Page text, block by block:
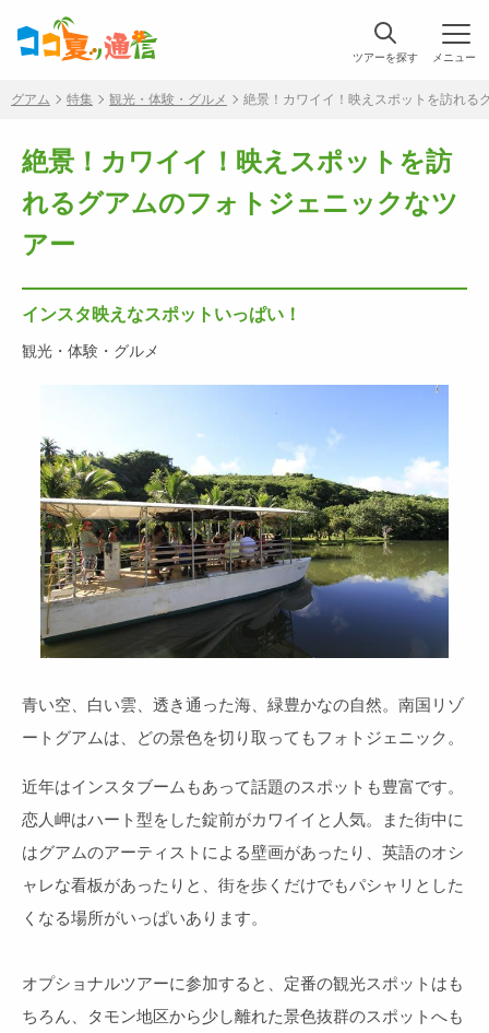
ツアーを探す
グアム 特集 観光・体験・グルメ 絶景！カワイイ！映えスポットを訪れる
絶景！カワイイ！映えスポットを訪
れるグアムのフォトジェニックなツ
アー
インスタ映えなスポットいっぱい！
観光・体験・グルメ
青い空、白い雲、透き通った海、緑豊かなの自然。南国リゾ
ートグアムは、どの景色を切り取ってもフォトジェニック。
近年はインスタブームもあって話題のスポットも豊富です。
恋人岬はハート型をした錠前がカワイイと人気。また街中に
はグアムのアーティストによる壁画があったり、英語のオシ
ャレな看板があったりと、街を歩くだけでもパシャリとした
くなる場所がいっぱいあります。
オプショナルツアーに参加すると、定番の観光スポットはも
ちろん、タモン地区から少し離れた景色抜群のスポットへも
メニュー